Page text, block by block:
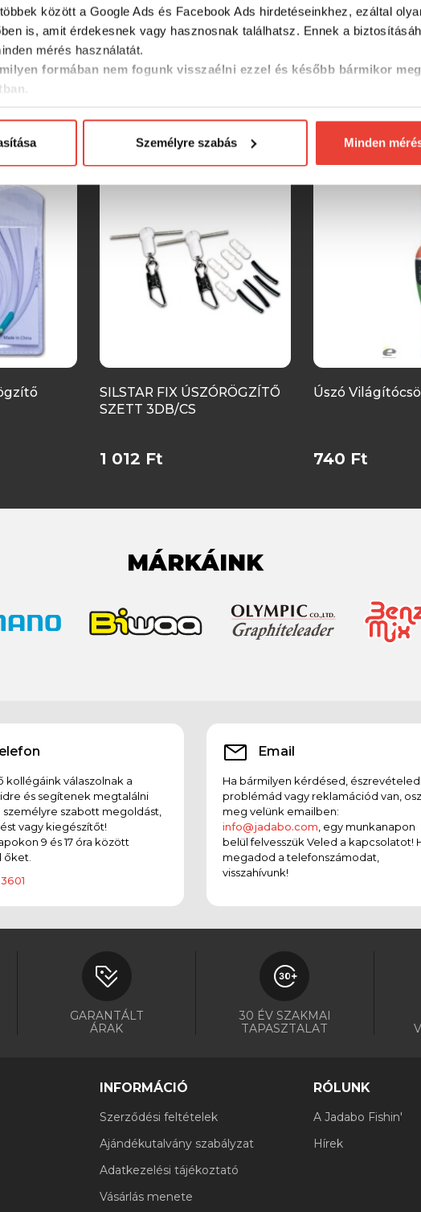
között a Google Ads és Facebook Ads hirdetéseinkhez, ezáltal
is, amit érdekesnek vagy hasznosnak találhatsz. Ennek a
mérés használatát.
formában nem fogunk visszaélni ezzel és később bármikor
Személyre szabás Minden
SZINTÉN KIVÁLÓAK
SILSTAR FIX ÚSZÓRÖGZÍTŐ
SZETT 3DB/CS
1 012 Ft
Úszó
740 Ft
MÁRKÁINK
kollégáink válaszolnak a
és segítenek megtalálni
személyre szabott megoldást,
vagy kiegészítőt!
9 és 17 óra között
őket.
3601
Email
Ha bármilyen kérdésed, észrevételed,
problémád vagy reklamációd van,
meg velünk emailben:
info@jadabo.com , egy munkanapon
belül felvesszük Veled a kapcsolatot!
megadod a telefonszámodat,
visszahívunk!
GARANTÁLT
ÁRAK
30 ÉV SZAKMAI
TAPASZTALAT
INFORMÁCIÓ
Szerződési feltételek
Ajándékutalvány szabályzat
Adatkezelési tájékoztató
Vásárlás menete
RÓLUNK
A Jadabo Fishin'
Hírek